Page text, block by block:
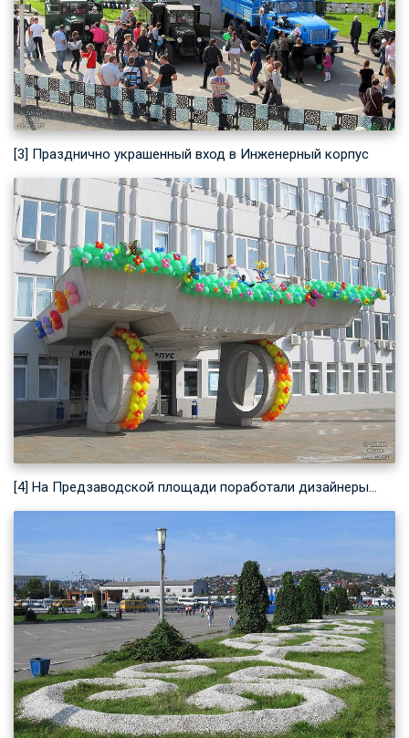
[3] Празднично украшенный вход в Инженерный корпус
[4] На Предзаводской площади поработали дизайнеры…